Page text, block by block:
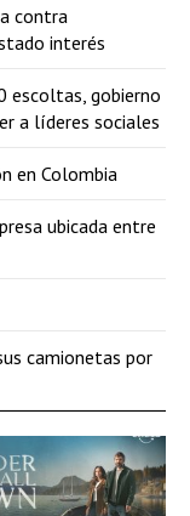
contra
interés
escoltas, gobierno
a líderes sociales
en Colombia
ubicada entre
camionetas por